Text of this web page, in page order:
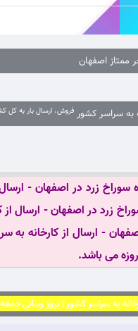
ممتاز اصفهان
به سراسر کشور فروش، ارسال بار به کل
سوراخ زرد در اصفهان -
زرد در اصفهان - ارسال
- ارسال از کارخانه
می باشد.
| بروز رسانی جمعه, 16 مرداد 1405 ساعت